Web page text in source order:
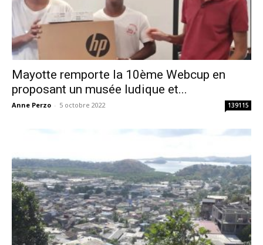
Mayotte remporte la 10ème Webcup en
proposant un musée ludique et...
Anne Perzo - 5 octobre 2022 139115